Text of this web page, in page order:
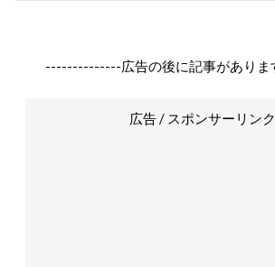
--------------広告の後に記事があり
広告 / スポンサーリンク